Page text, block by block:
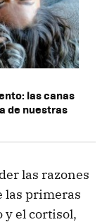
las canas
de nuestras
las razones
las primeras
y el cortisol,